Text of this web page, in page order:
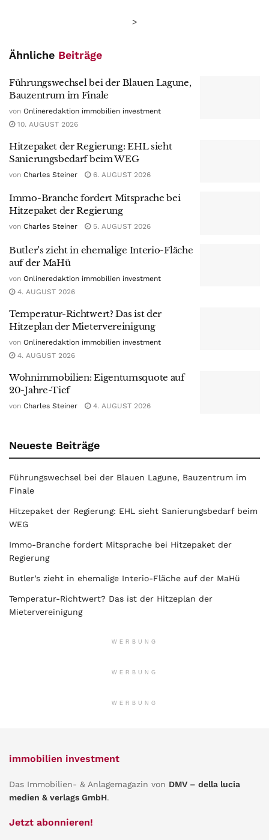
>
Ähnliche Beiträge
Führungswechsel bei der Blauen Lagune,
Bauzentrum im Finale
von Onlineredaktion immobilien investment
10. AUGUST 2026
Hitzepaket der Regierung: EHL sieht
Sanierungsbedarf beim WEG
von Charles Steiner 6. AUGUST 2026
Immo-Branche fordert Mitsprache bei
Hitzepaket der Regierung
von Charles Steiner 5. AUGUST 2026
Butler’s zieht in ehemalige Interio-Fläche
auf der MaHü
von Onlineredaktion immobilien investment
4. AUGUST 2026
Temperatur-Richtwert? Das ist der
Hitzeplan der Mietervereinigung
von Onlineredaktion immobilien investment
4. AUGUST 2026
Wohnimmobilien: Eigentumsquote auf
20-Jahre-Tief
von Charles Steiner 4. AUGUST 2026
Neueste Beiträge
Führungswechsel bei der Blauen Lagune, Bauzentrum im
Finale
Hitzepaket der Regierung: EHL sieht Sanierungsbedarf beim
WEG
Immo-Branche fordert Mitsprache bei Hitzepaket der
Regierung
Butler’s zieht in ehemalige Interio-Fläche auf der MaHü
Temperatur-Richtwert? Das ist der Hitzeplan der
Mietervereinigung
WERBUNG
WERBUNG
WERBUNG
immobilien investment
Das Immobilien- & Anlagemagazin von DMV – della lucia
medien & verlags GmbH.
Jetzt abonnieren!